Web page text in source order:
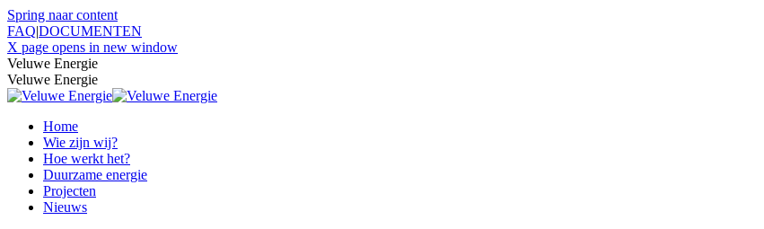
Spring naar content
FAQ|DOCUMENTEN
X page opens in new window
Veluwe Energie
Veluwe Energie
Home
Wie zijn wij?
Hoe werkt het?
Duurzame energie
Projecten
Nieuws